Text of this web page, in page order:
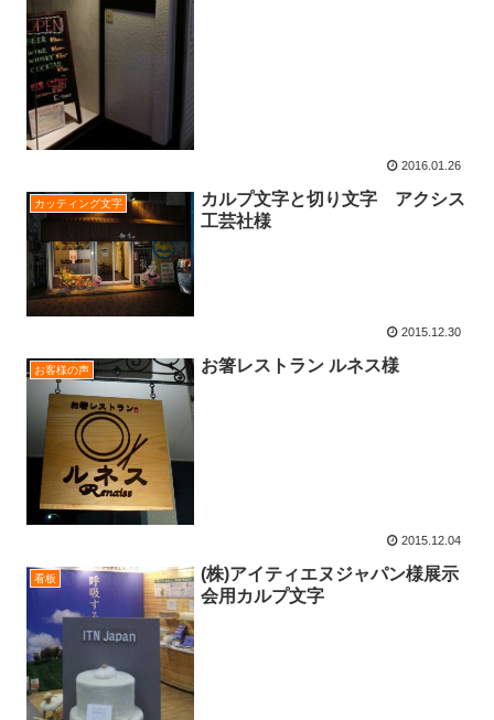
2016.01.26
カッティング文字
カルプ文字と切り文字 アクシス
工芸社様
2015.12.30
お客様の声 お箸レストラン ルネス様
2015.12.04
看板
(株)アイティエヌジャパン様展示
会用カルプ文字